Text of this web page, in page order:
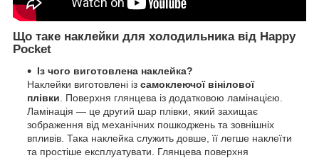
Що таке наклейки для холодильника від Happy
Pocket
Із чого виготовлена наклейка?
Наклейки виготовлені із самоклеючої вінілової
плівки . Поверхня глянцева із додатковою ламінацією.
Ламінація — це другий шар плівки, який захищає
зображення від механічних пошкоджень та зовнішніх
впливів. Така наклейка служить довше, її легше наклеїти
та простіше експлуатувати. Глянцева поверхня